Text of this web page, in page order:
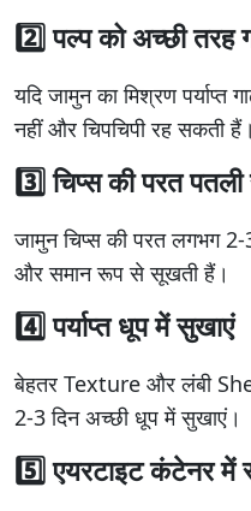
2️⃣ पल्प को अच्छी तरह
यदि जामुन का मिश्रण पर्याप्त
नहीं और चिपचिपी रह सकती हैं।
3️⃣ चिप्स की परत
जामुन चिप्स की परत लगभग
और समान रूप से सूखती हैं।
4️⃣ पर्याप्त धूप में सुखाएं
बेहतर Texture और लंबी
2-3 दिन अच्छी धूप में सुखाएं।
5️⃣ एयरटाइट कंटेनर में